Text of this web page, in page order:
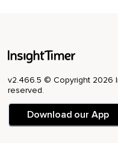
Dass die zwei sich
Stehe zu dir und zu deiner
Stehe zu dir und deinen
Stehe zu dir und deinen
v2.466.5 © Copyright 2026
reserved.
Download our App